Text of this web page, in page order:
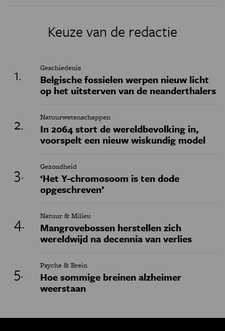
Keuze van de redactie
Geschiedenis
Belgische fossielen werpen nieuw licht
op het uitsterven van de neanderthalers
Natuurwetenschappen
In 2064 stort de wereldbevolking in,
voorspelt een nieuw wiskundig model
Gezondheid
‘Het Y-chromosoom is ten dode
opgeschreven’
Natuur & Milieu
Mangrovebossen herstellen zich
wereldwijd na decennia van verlies
Psyche & Brein
Hoe sommige breinen alzheimer
weerstaan